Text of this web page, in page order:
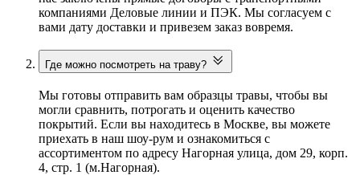
компаниями Деловые линии и ПЭК. Мы согласуем с
вами дату доставки и привезем заказ вовремя.
Где можно посмотреть на траву?
Мы готовы отправить вам образцы травы, чтобы вы
могли сравнить, потрогать и оценить качество
покрытий. Если вы находитесь в Москве, вы можете
приехать в наш шоу-рум и ознакомиться с
ассортиментом по адресу Нагорная улица, дом 29, корп.
4, стр. 1 (м.Нагорная).